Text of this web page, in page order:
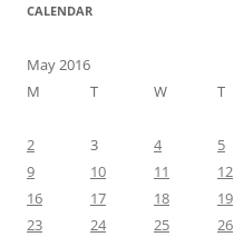
CALENDAR
May 2016
M
T W T
2
3 4 5
9
10 11 12
16
17 18 19
23
24 25 26